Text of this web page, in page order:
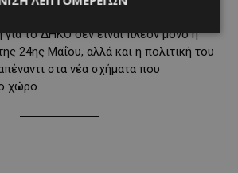
το ΔΗΚΟ δεν είναι πλέον μόνο η
24ης Μαΐου, αλλά και η πολιτική του
στα νέα σχήματα που
χώρο.